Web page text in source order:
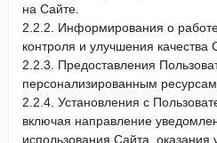
на Сайте.
2.2.2. Информирования о
контроля и улучшения качества
2.2.3. Предоставления
персонализированным ресурсам
2.2.4. Установления с
включая направление
использования Сайта, оказания